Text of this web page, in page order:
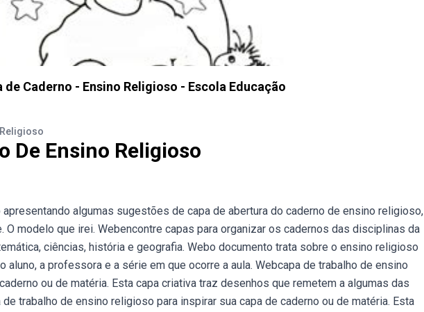
de Caderno - Ensino Religioso - Escola Educação
De Ensino Religioso
algumas sugestões de capa de abertura do caderno de ensino religioso,
modelo que irei. Webencontre capas para organizar os cadernos das disciplinas da
ciências, história e geografia. Webo documento trata sobre o ensino religioso
aluno, a professora e a série em que ocorre a aula. Webcapa de trabalho de ensino
ou de matéria. Esta capa criativa traz desenhos que remetem a algumas das
trabalho de ensino religioso para inspirar sua capa de caderno ou de matéria. Esta